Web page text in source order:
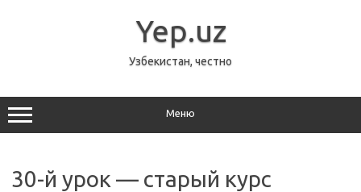
Yep.uz
Узбекистан, честно
Меню
30-й урок — старый курс